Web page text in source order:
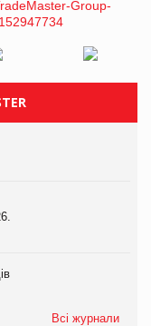
Всі журнали